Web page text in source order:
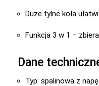
Duże tylne koła
Funkcja 3 w 1 –
Dane
Typ: spalinowa z